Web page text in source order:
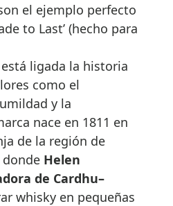
el ejemplo perfecto
to Last’ (hecho para
ligada la historia
como el
y la
nace en 1811 en
de la región de
donde Helen
de Cardhu–
whisky en pequeñas